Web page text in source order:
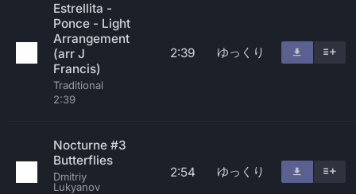
Estrellita -
Ponce - Light
Arrangement
(arr J
Francis)
Traditional
2:39
2:39 ゆっくり
Nocturne #3
Butterflies
Dmitriy
Lukyanov
2:54 ゆっくり